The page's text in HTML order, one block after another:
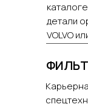
детали
VOLVO